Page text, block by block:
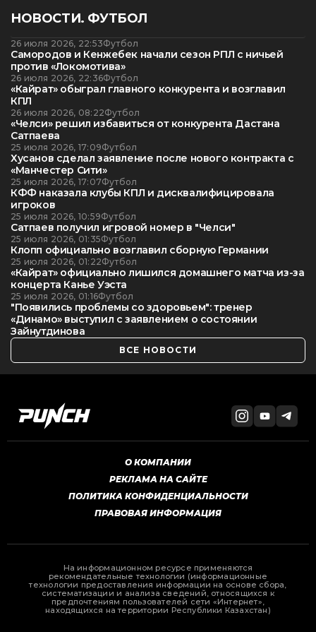
НОВОСТИ. ФУТБОЛ
26 июля 2026, 22:53Футбол
Самородов и Кенжебек начали сезон РПЛ с ничьей
против «Локомотива»
26 июля 2026, 22:36Футбол
«Кайрат» обыграл главного конкурента и возглавил
КПЛ
26 июля 2026, 08:22Футбол
«Челси» решил избавиться от конкурента Дастана
Сатпаева
25 июля 2026, 17:09Футбол
Хусанов сделал заявление после нового контракта с
«Манчестер Сити»
25 июля 2026, 17:07Футбол
КФФ наказала клубы КПЛ и дисквалифицировала
игроков
25 июля 2026, 10:59Футбол
Сатпаев получил игровой номер в "Челси"
25 июля 2026, 01:35Футбол
Клопп официально возглавил сборную Германии
25 июля 2026, 01:22Футбол
«Кайрат» официально лишился домашнего матча из-за
концерта Канье Уэста
25 июля 2026, 01:16Футбол
"Появились проблемы со здоровьем": тренер
«Динамо» выступил с заявлением о состоянии
Зайнутдинова
ВСЕ НОВОСТИ
О КОМПАНИИ
РЕКЛАМА НА САЙТЕ
ПОЛИТИКА КОНФИДЕНЦИАЛЬНОСТИ
ПРАВОВАЯ ИНФОРМАЦИЯ
На информационном ресурсе применяются
рекомендательные технологии (информационные
технологии предоставления информации на основе сбора,
систематизации и анализа сведений, относящихся к
предпочтениям пользователей сети «Интернет»,
находящихся на территории Республики Казахстан)